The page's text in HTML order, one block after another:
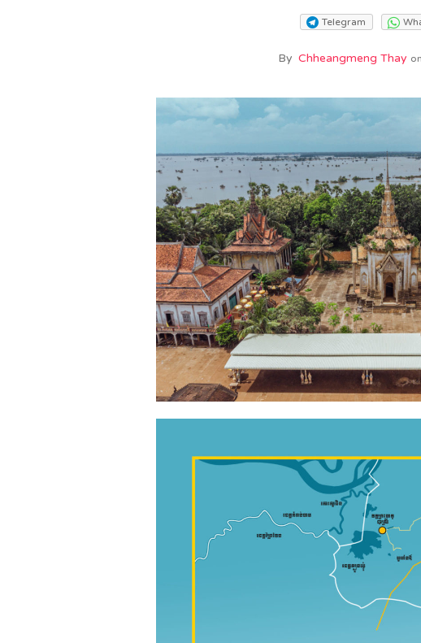
Telegram
By Chheangmeng Thay on